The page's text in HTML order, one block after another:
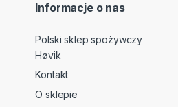
Informacje o nas
Polski sklep spożywczy
Høvik
Kontakt
O sklepie